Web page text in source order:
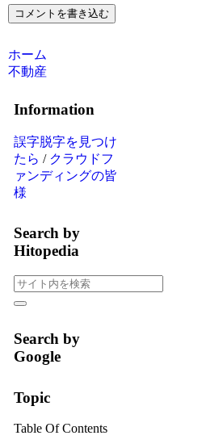
コメントを書き込む
ホーム
不動産
Information
誤字脱字を見つけ
たら / クラウドフ
ァンディングの皆
様
Search by
Hitopedia
Search by
Google
Topic
Table Of Contents